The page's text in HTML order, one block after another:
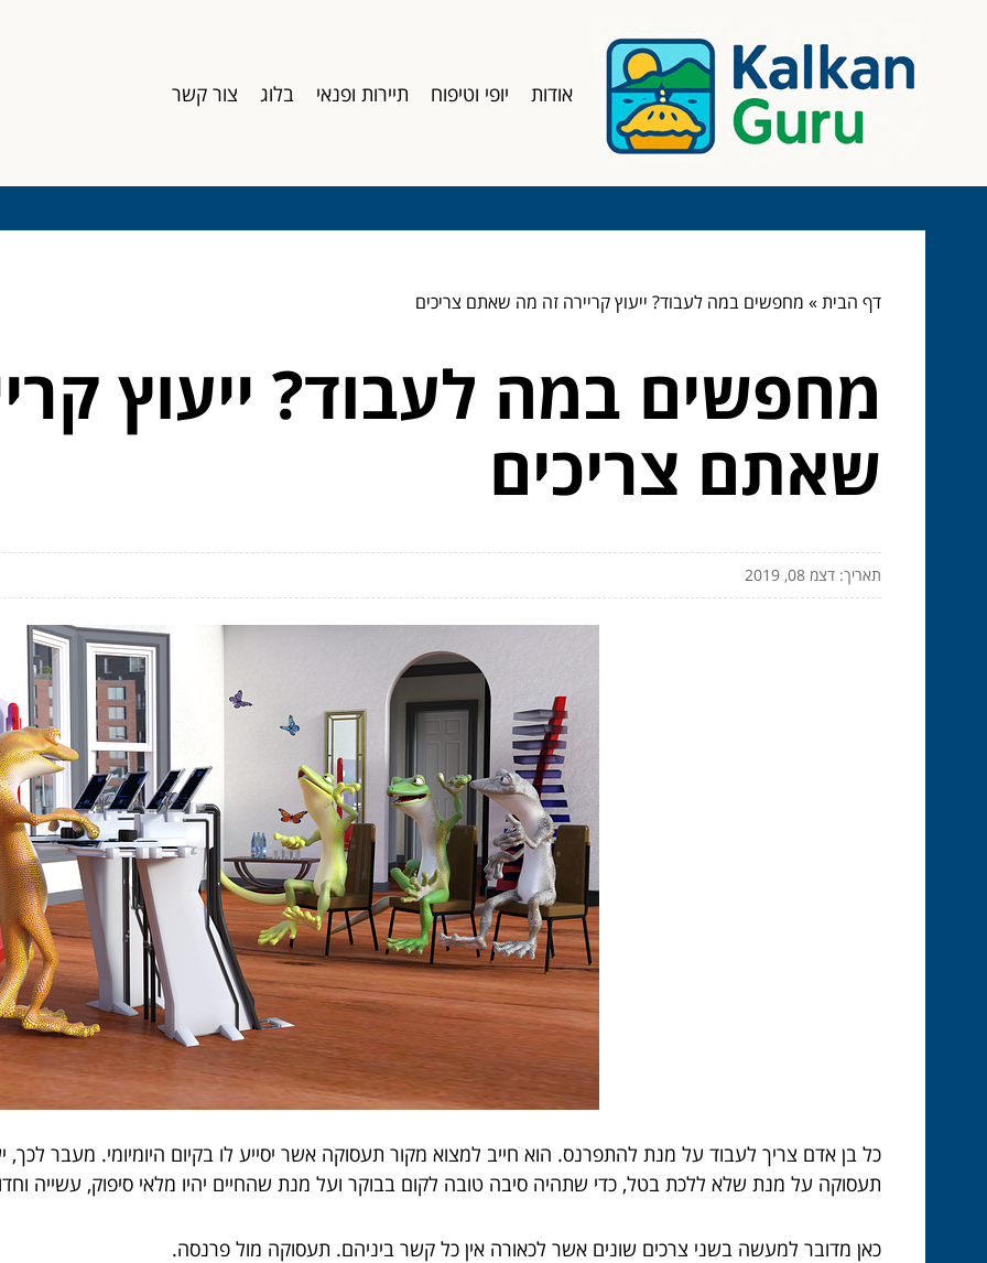
אודות יופי וטיפוח תיירות ופנאי בלוג צור קשר
דף הבית» מחפשים במה לעבוד? ייעוץ קריירה זה מה שאתם צריכים
מחפשים במה לעבוד? ייעוץ
שאתם צריכים
תאריך: דצמ 08, 2019
כל בן אדם צריך לעבוד על מנת להתפרנס. הוא חייב למצוא מקור תעסוקה אשר יסייע לו בקיום היומיומי. מעבר
תעסוקה על מנת שלא ללכת בטל, כדי שתהיה סיבה טובה לקום בבוקר ועל מנת שהחיים יהיו מלאי סיפוק, עשייה
כאן מדובר למעשה בשני צרכים שונים אשר לכאורה אין כל קשר ביניהם. תעסוקה מול פרנסה.